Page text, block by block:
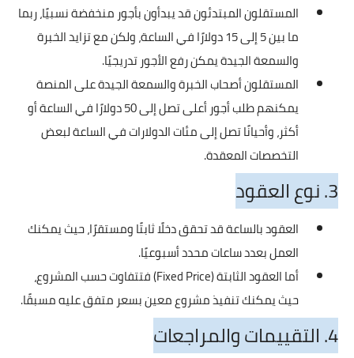
المستقلون المبتدئون قد يبدأون بأجور منخفضة نسبيًا، ربما
ما بين 5 إلى 15 دولارًا في الساعة، ولكن مع تزايد الخبرة
والسمعة الجيدة يمكن رفع الأجور تدريجيًا.
المستقلون أصحاب الخبرة والسمعة الجيدة على المنصة
يمكنهم طلب أجور أعلى تصل إلى 50 دولارًا في الساعة أو
أكثر، وأحيانًا تصل إلى مئات الدولارات في الساعة لبعض
التخصصات المعقدة.
3. نوع العقود
العقود بالساعة قد تحقق دخلًا ثابتًا ومستقرًا، حيث يمكنك
العمل بعدد ساعات محدد أسبوعيًا.
أما العقود الثابتة (Fixed Price) فتتفاوت حسب المشروع،
حيث يمكنك تنفيذ مشروع معين بسعر متفق عليه مسبقًا.
4. التقييمات والمراجعات